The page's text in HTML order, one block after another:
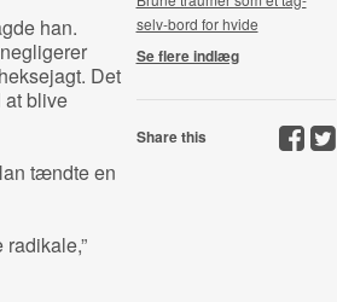
han.
Det
blive
tændte en
selv-bord for hvide
Se flere indlæg
Share this